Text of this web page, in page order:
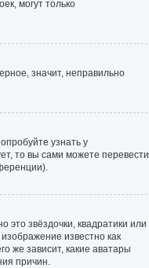
могут только
значит, неправильно
узнать у
то вы сами можете перевести
это звёздочки, квадратики или
известно как
же зависит, какие аватары
причин.